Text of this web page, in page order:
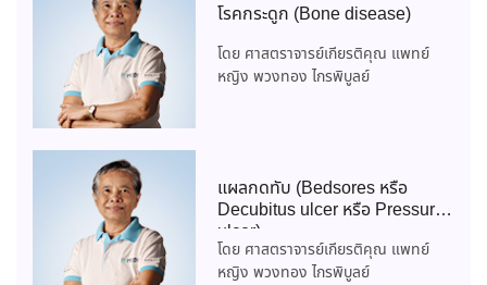
โรคกระดูก (Bone disease)
โดย ศาสตราจารย์เกียรติคุณ แพทย์
หญิง พวงทอง ไกรพิบูลย์
แผลกดทับ (Bedsores หรือ
Decubitus ulcer หรือ Pressure
ulcer)
โดย ศาสตราจารย์เกียรติคุณ แพทย์
หญิง พวงทอง ไกรพิบูลย์